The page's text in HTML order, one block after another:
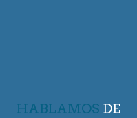
HABLAMOS DE